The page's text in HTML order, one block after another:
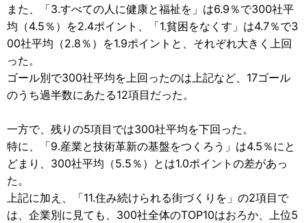
また、「3.すべての人に健康と福祉を」は6.9％で300社平
均（4.5％）を2.4ポイント、「1.貧困をなくす」は4.7％で3
00社平均（2.8％）を1.9ポイントと、それぞれ大きく上回
った。
ゴール別で300社平均を上回ったのは上記など、17ゴール
のうち過半数にあたる12項目だった。
一方で、残りの5項目では300社平均を下回った。
特に、「9.産業と技術革新の基盤をつくろう」は4.5％にと
どまり、300社平均（5.5％）とは1.0ポイントの差があっ
た。
上記に加え、「11.住み続けられる街づくりを」の2項目で
は、企業別に見ても、300社全体のTOP10はおろか、上位5